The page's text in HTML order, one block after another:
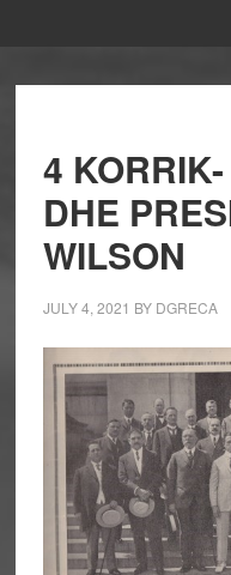
4
DHE
WILSON
JULY 4, 2021 BY DGRECA